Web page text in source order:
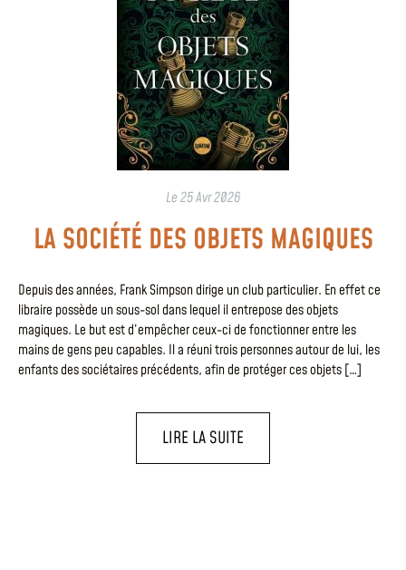
Le25 Avr 2026
LA SOCIÉTÉ DES OBJETS MAGIQUES
Depuis des années, Frank Simpson dirige un club particulier. En effet ce
libraire possède un sous-sol dans lequel il entrepose des objets
magiques. Le but est d’empêcher ceux-ci de fonctionner entre les
mains de gens peu capables. Il a réuni trois personnes autour de lui, les
enfants des sociétaires précédents, afin de protéger ces objets […]
LIRE LA SUITE